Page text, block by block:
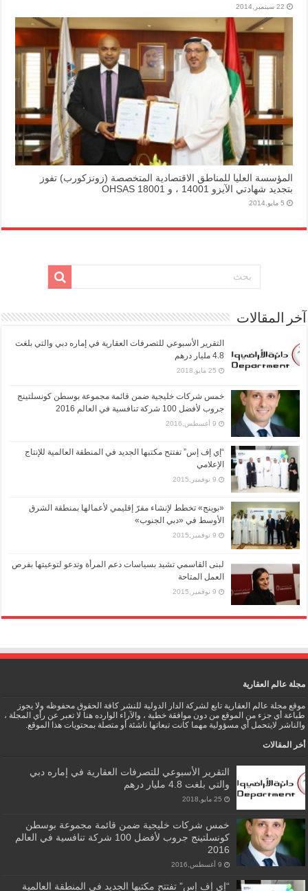
22 سبتمبر,2014
المؤسسة العليا للمناطق الاقتصادية المتخصصة (زونزكورب) تفوز
بتجديد شهادتي الآيزو 14001 ، و OHSAS 18001
5 مايو,2014
آخر المقالات
التقرير الأسبوعي للتصرفات العقارية في إماره دبي والتي بلغت
4.8 مليار درهم
25 مايو,2018
خمس شركات خليجية ضمن قائمة مجموعة بوسطن كونسلتينج
جروب لأفضل 100 شركة تنافسية في العالم 2016
9 أغسطس,2016
“إي إف إس” تفتتح مكتبها الجديد في المنطقة العالمية للإنتاج
الإعلامي
9 نوفمبر,2015
«بوينج» تخطط لإنشاء مقرّ إقليمي لأعمالها بمنطقة الشرق
الأوسط في «دبي الجنوب»
9 نوفمبر,2015
لبنى القاسمي تشيد بسياسات دعم المرأة وتدعو لتوعيتها بفرص
العمل المتاحة
9 نوفمبر,2015
مجلة عالم العقارية
موقع مجلة عالم العقارية تابع لشركة الدار الدولية للنشر كافة الحقوق محفوظه ولا يجوز
طباعة أي جزء من الموقع من دون موافقة خطية ، والآراء الوارده هنا لا تعبر عن رأي المجلة ،
والناشر لايتحمل أي مسؤولية مهما كانت تبعاتها ناشئة أو متصلة بمحتويات هذا الموقع.
أخر المقالات
التقرير الأسبوعي للتصرفات العقارية في إماره دبي
والتي بلغت 4.8 مليار درهم
25 مايو,2018
خمس شركات خليجية ضمن قائمة مجموعة بوسطن
كونسلتينج جروب لأفضل 100 شركة تنافسية في العالم
2016
9 أغسطس,2016
“إي إف إس” تفتتح مكتبها الجديد في المنطقة العالمية